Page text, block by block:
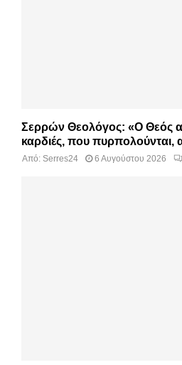
Σερρών Θεολόγος: «Ο Θεός
καρδιές, που πυρπολούνται,
Από: Serres24 6 Αυγούστου 2026